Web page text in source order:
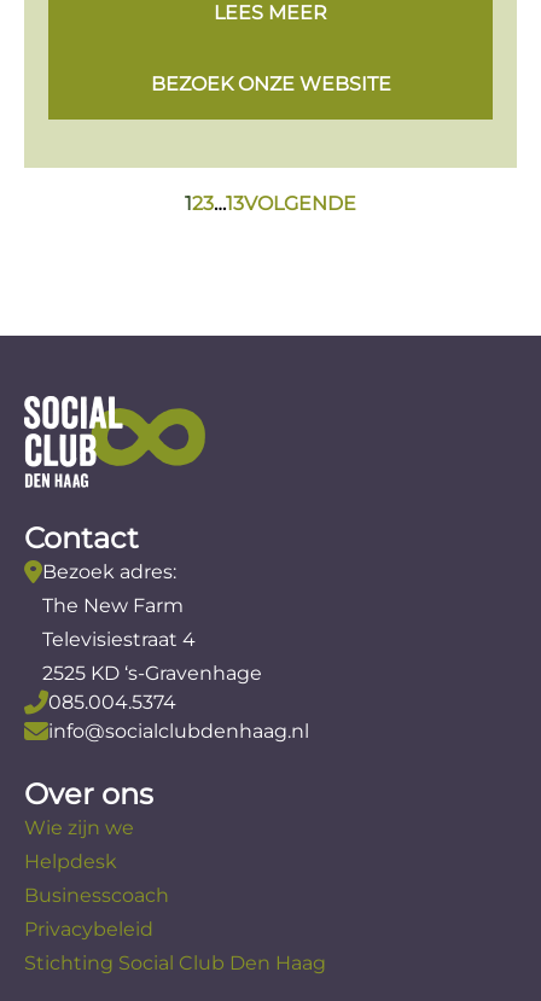
LEES MEER
BEZOEK ONZE WEBSITE
123…13VOLGENDE
Contact
Bezoek adres:
The New Farm
Televisiestraat 4
2525 KD ‘s-Gravenhage
085.004.5374
info@socialclubdenhaag.nl
Over ons
Wie zijn we
Helpdesk
Businesscoach
Privacybeleid
Stichting Social Club Den Haag